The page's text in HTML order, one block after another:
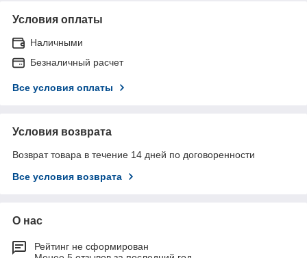
Условия оплаты
Наличными
Безналичный расчет
Все условия оплаты
Условия возврата
Возврат товара в течение 14 дней по договоренности
Все условия возврата
О нас
Рейтинг не сформирован